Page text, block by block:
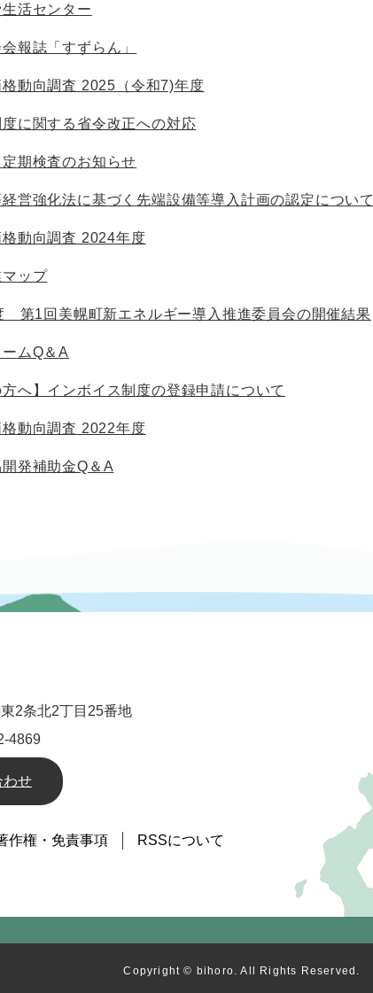
活センター
報誌「すずらん」
動向調査 2025（令和7)年度
に関する省令改正への対応
期検査のお知らせ
営強化法に基づく先端設備等導入計画の認定について
動向調査 2024年度
ップ
第1回美幌町新エネルギー導入推進委員会の開催結果
ムQ＆A
方へ】インボイス制度の登録申請について
動向調査 2022年度
発補助金Q＆A
2条北2丁目25番地
4869
わせ
作権・免責事項 RSSについて
Copyright © bihoro. All Rights Reserved.